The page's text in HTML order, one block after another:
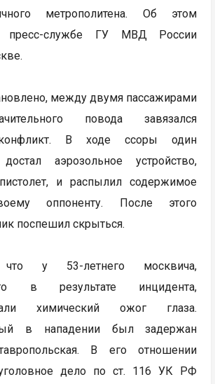
метрополитена. Об этом
пресс-службе ГУ МВД России
между двумя пассажирами
повода завязался
В ходе ссоры один
аэрозольное устройство,
и распылил содержимое
оппоненту. После этого
поспешил скрыться.
что у 53-летнего москвича,
в результате инцидента,
химический ожог глаза.
в нападении был задержан
В его отношении
дело по ст. 116 УК РФ